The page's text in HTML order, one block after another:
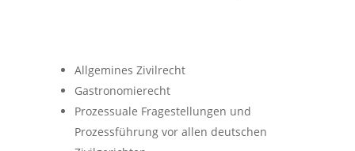
Allgemines Zivilrecht
Gastronomierecht
Prozessuale Fragestellungen und
Prozessführung vor allen deutschen